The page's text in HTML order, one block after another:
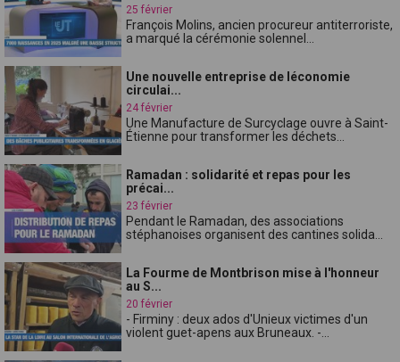
25 février
François Molins, ancien procureur antiterroriste,
a marqué la cérémonie solennel...
Une nouvelle entreprise de léconomie
circulai...
24 février
Une Manufacture de Surcyclage ouvre à Saint-
Étienne pour transformer les déchets...
Ramadan : solidarité et repas pour les
précai...
23 février
Pendant le Ramadan, des associations
stéphanoises organisent des cantines solida...
La Fourme de Montbrison mise à l'honneur
au S...
20 février
- Firminy : deux ados d'Unieux victimes d'un
violent guet-apens aux Bruneaux. -...